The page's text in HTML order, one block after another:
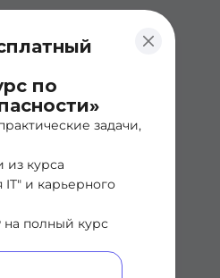
по
задачи,
из курса
IT" и карьерного
на полный курс
софт проверяет
ОЗУ и съемных
которые